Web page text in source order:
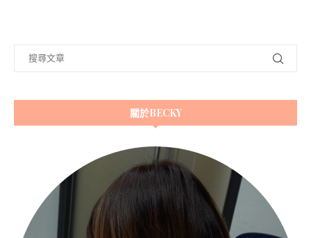
關於BECKY